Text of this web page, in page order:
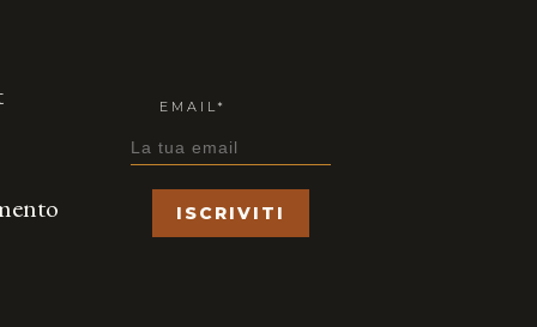
EMAIL*
ISCRIVITI